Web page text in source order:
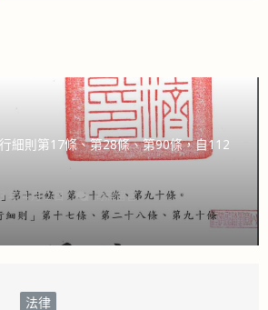
細則第17條、第28條、第90條，自112
年 4 月 2 日 尚無留言
法律